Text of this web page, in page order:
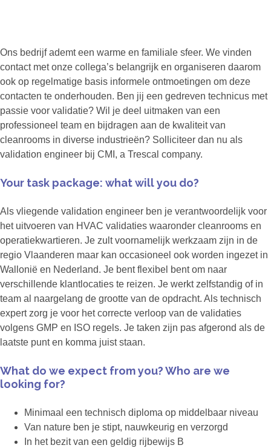
Ons bedrijf ademt een warme en familiale sfeer. We vinden
contact met onze collega’s belangrijk en organiseren daarom
ook op regelmatige basis informele ontmoetingen om deze
contacten te onderhouden. Ben jij een gedreven technicus met
passie voor validatie? Wil je deel uitmaken van een
professioneel team en bijdragen aan de kwaliteit van
cleanrooms in diverse industrieën? Solliciteer dan nu als
validation engineer bij CMI, a Trescal company.
Your task package: what will you do?
Als vliegende validation engineer ben je verantwoordelijk voor
het uitvoeren van HVAC validaties waaronder cleanrooms en
operatiekwartieren. Je zult voornamelijk werkzaam zijn in de
regio Vlaanderen maar kan occasioneel ook worden ingezet in
Wallonië en Nederland. Je bent flexibel bent om naar
verschillende klantlocaties te reizen. Je werkt zelfstandig of in
team al naargelang de grootte van de opdracht. Als technisch
expert zorg je voor het correcte verloop van de validaties
volgens GMP en ISO regels. Je taken zijn pas afgerond als de
laatste punt en komma juist staan.
What do we expect from you? Who are we
looking for?
Minimaal een technisch diploma op middelbaar niveau
Van nature ben je stipt, nauwkeurig en verzorgd
In het bezit van een geldig rijbewijs B